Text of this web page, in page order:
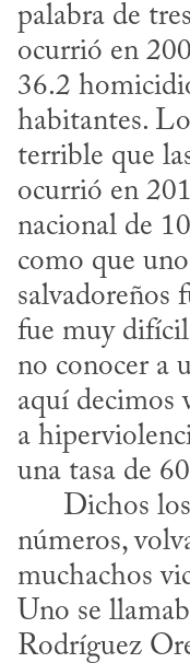
palabra de
ocurrió en
36.2
habitantes.
terrible que
ocurrió en
nacional de
como que
salvadoreños
fue muy difícil
no conocer a
aquí decimos
a
una tasa de
números,
muchachos
Uno se
Rodríguez